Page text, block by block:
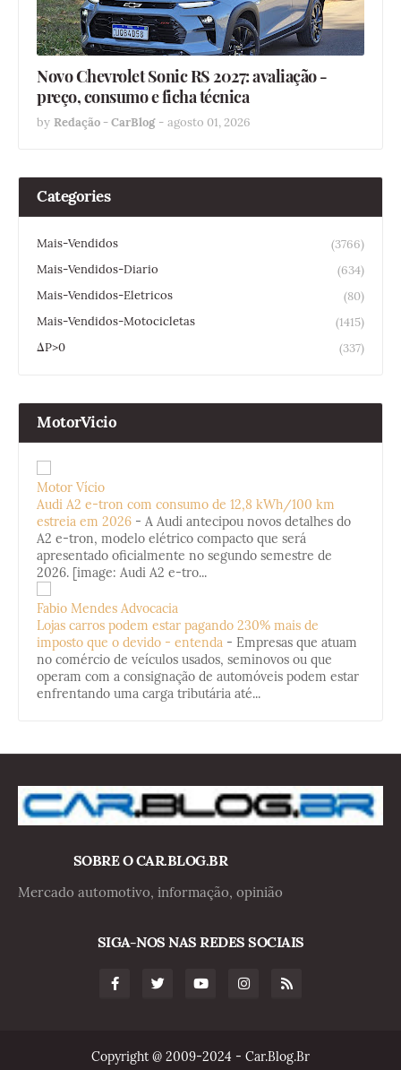
Novo Chevrolet Sonic RS 2027: avaliação -
preço, consumo e ficha técnica
by Redação - CarBlog - agosto 01, 2026
Categories
Mais-Vendidos
(3766)
Mais-Vendidos-Diario
(634)
Mais-Vendidos-Eletricos
(80)
Mais-Vendidos-Motocicletas
(1415)
ΔP>0
(337)
MotorVicio
Motor Vício
Audi A2 e-tron com consumo de 12,8 kWh/100 km
estreia em 2026 - A Audi antecipou novos detalhes do
A2 e-tron, modelo elétrico compacto que será
apresentado oficialmente no segundo semestre de
2026. [image: Audi A2 e-tro...
Fabio Mendes Advocacia
Lojas carros podem estar pagando 230% mais de
imposto que o devido - entenda - Empresas que atuam
no comércio de veículos usados, seminovos ou que
operam com a consignação de automóveis podem estar
enfrentando uma carga tributária até...
SOBRE O CAR.BLOG.BR
Mercado automotivo, informação, opinião
SIGA-NOS NAS REDES SOCIAIS
Copyright @ 2009-2024 - Car.Blog.Br